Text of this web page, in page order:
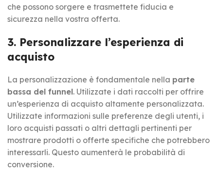
che possono sorgere e trasmettete fiducia e
sicurezza nella vostra offerta.
3. Personalizzare l’esperienza di
acquisto
La personalizzazione è fondamentale nella parte
bassa del funnel. Utilizzate i dati raccolti per offrire
un’esperienza di acquisto altamente personalizzata.
Utilizzate informazioni sulle preferenze degli utenti, i
loro acquisti passati o altri dettagli pertinenti per
mostrare prodotti o offerte specifiche che potrebbero
interessarli. Questo aumenterà le probabilità di
conversione.